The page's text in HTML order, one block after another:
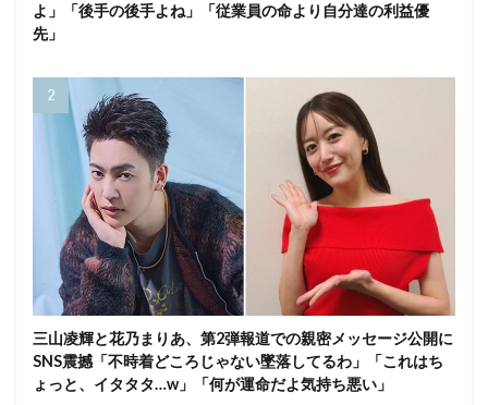
よ」「後手の後手よね」「従業員の命より自分達の利益優
先」
三山凌輝と花乃まりあ、第2弾報道での親密メッセージ公開に
SNS震撼「不時着どころじゃない墜落してるわ」「これはち
ょっと、イタタタ…w」「何が運命だよ気持ち悪い」